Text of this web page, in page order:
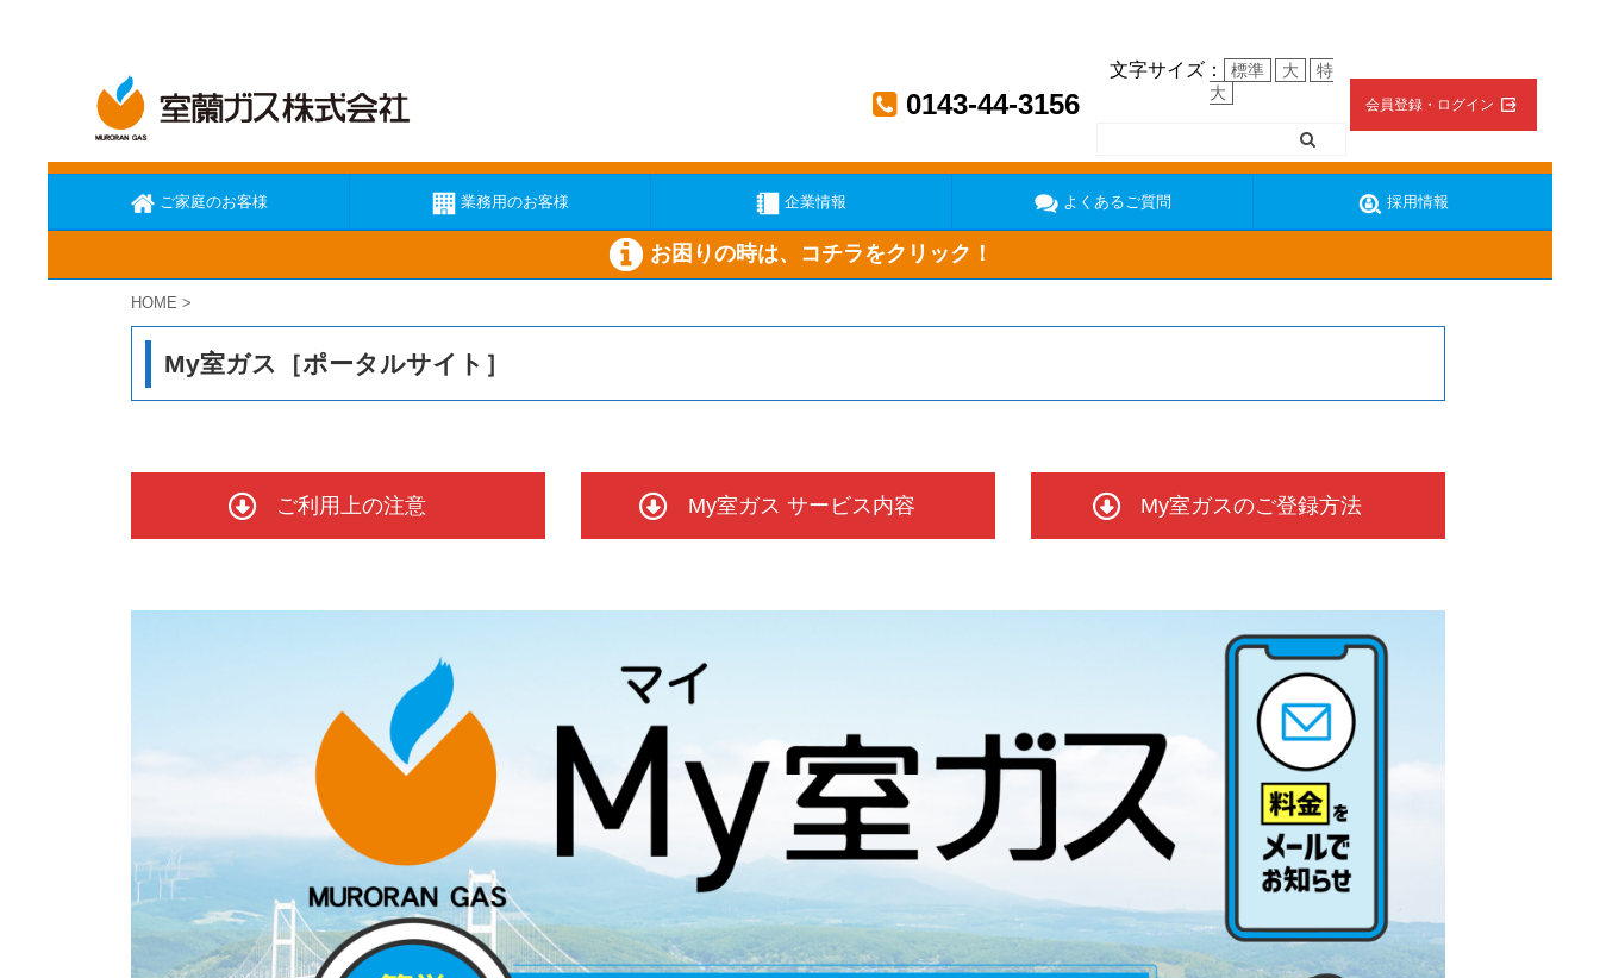
0143-44-3156
文字サイズ： 標準 大
特
大
会員登録・ログイン
ご家庭のお客様 業務用のお客様 企業情報 よくあるご質問 採用情報
お困りの時は、コチラをクリック！
ガス臭いと思ったら ガスが出ない
HOME >
My室ガス［ポータルサイト］
ご利用上の注意 My室ガス サービス内容 My室ガスのご登録方法